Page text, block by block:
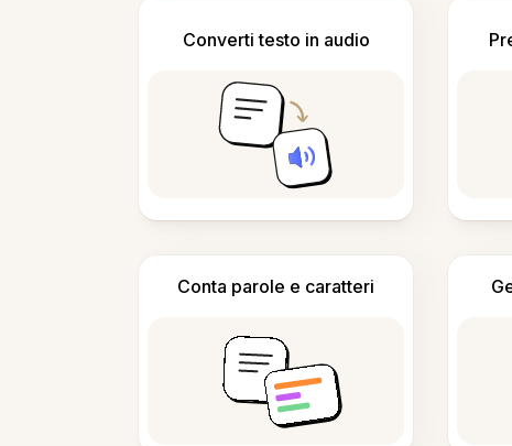
Converti testo in audio
Conta parole e caratteri